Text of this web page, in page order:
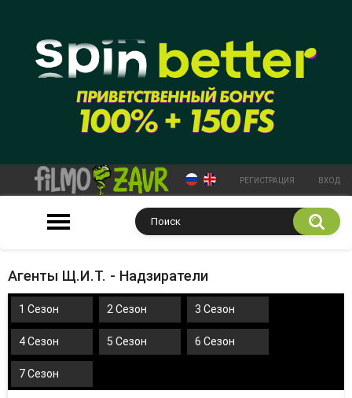
РЕГИСТРАЦИЯ ВХОД
Агенты Щ.И.Т. - Надзиратели
1 Сезон 2 Сезон 3 Сезон
4 Сезон 5 Сезон 6 Сезон
7 Сезон